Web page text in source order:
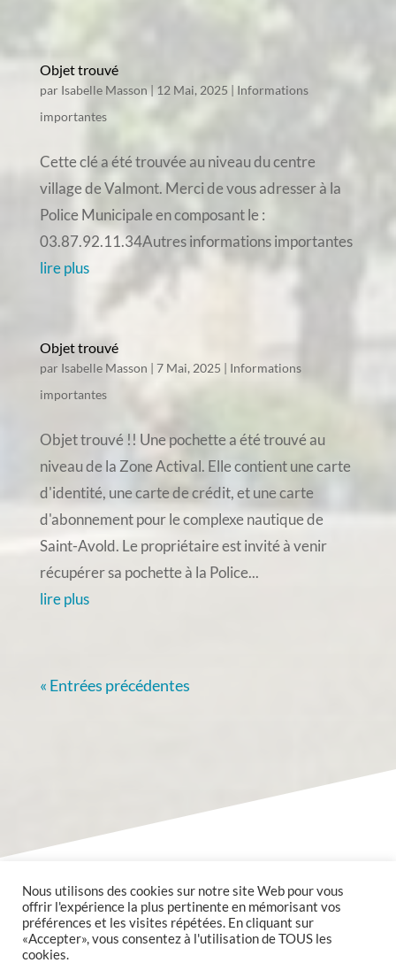
Objet trouvé
par Isabelle Masson| 12 Mai, 2025 | Informations
importantes
Cette clé a été trouvée au niveau du centre
village de Valmont. Merci de vous adresser à la
Police Municipale en composant le :
03.87.92.11.34Autres informations importantes
lire plus
Objet trouvé
par Isabelle Masson | 7 Mai, 2025 | Informations
importantes
Objet trouvé !! Une pochette a été trouvé au
niveau de la Zone Actival. Elle contient une carte
d'identité, une carte de crédit, et une carte
d'abonnement pour le complexe nautique de
Saint-Avold. Le propriétaire est invité à venir
récupérer sa pochette à la Police...
lire plus
« Entrées précédentes
Nous utilisons des cookies sur notre site Web pour vous
offrir l'expérience la plus pertinente en mémorisant vos
préférences et les visites répétées. En cliquant sur
«Accepter», vous consentez à l'utilisation de TOUS les
cookies.